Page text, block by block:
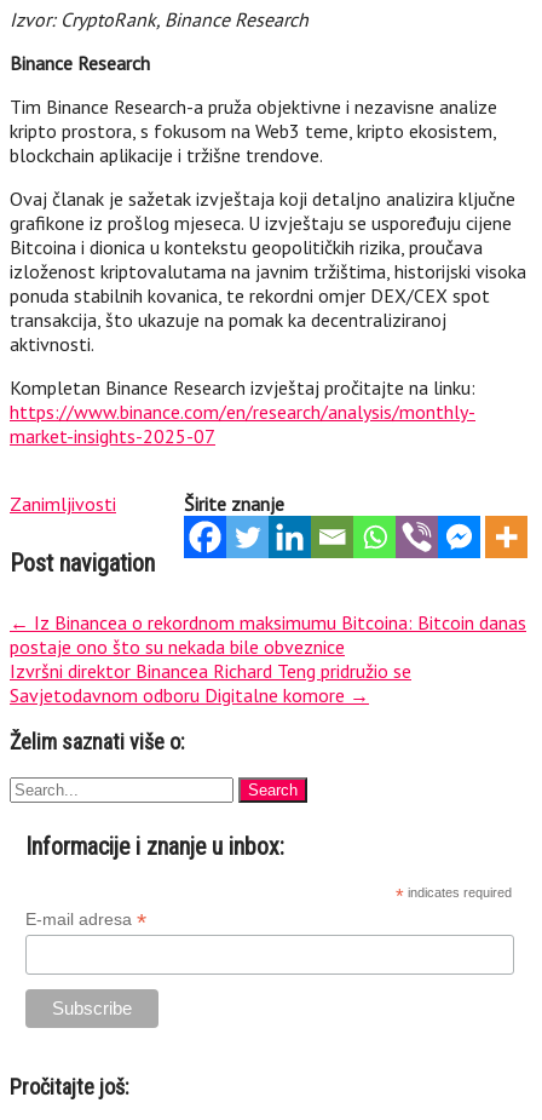
Izvor: CryptoRank, Binance Research
Binance Research
Tim Binance Research-a pruža objektivne i nezavisne analize
kripto prostora, s fokusom na Web3 teme, kripto ekosistem,
blockchain aplikacije i tržišne trendove.
Ovaj članak je sažetak izvještaja koji detaljno analizira ključne
grafikone iz prošlog mjeseca. U izvještaju se uspoređuju cijene
Bitcoina i dionica u kontekstu geopolitičkih rizika, proučava
izloženost kriptovalutama na javnim tržištima, historijski visoka
ponuda stabilnih kovanica, te rekordni omjer DEX/CEX spot
transakcija, što ukazuje na pomak ka decentraliziranoj
aktivnosti.
Kompletan Binance Research izvještaj pročitajte na linku:
https://www.binance.com/en/research/analysis/monthly-
market-insights-2025-07
Širite znanje
Zanimljivosti
Post navigation
← Iz Binancea o rekordnom maksimumu Bitcoina: Bitcoin danas
postaje ono što su nekada bile obveznice
Izvršni direktor Binancea Richard Teng pridružio se
Savjetodavnom odboru Digitalne komore →
Želim saznati više o:
Informacije i znanje u inbox:
* indicates required
E-mail adresa *
Pročitajte još: